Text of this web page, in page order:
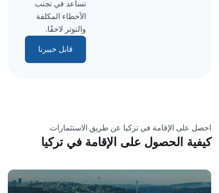
المسبقة يمكن أن
تساعد في تجنب
الأخطاء المكلفة
والتوتر لاحقًا.
احصل على الإقامة في تركيا عن طريق الاستثمارات